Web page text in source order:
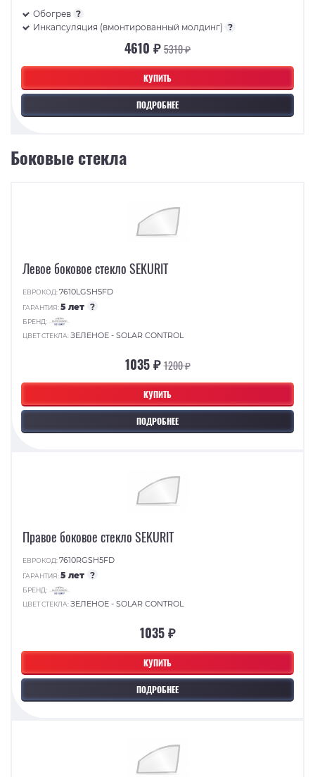
КУПИТЬ
ПОДРОБНЕЕ
Обогрев ?
Инкапсуляция (вмонтированный молдинг) ?
4610 ₽5310 ₽
Боковые стекла
КУПИТЬ
ПОДРОБНЕЕ
Левое боковое стекло SEKURIT
ЕВРОКОД:7610LGSH5FD
ГАРАНТИЯ:5 лет ?
БРЕНД:
ЦВЕТ СТЕКЛА:ЗЕЛЕНОЕ - SOLAR CONTROL
1035 ₽1200 ₽
КУПИТЬ
ПОДРОБНЕЕ
Правое боковое стекло SEKURIT
ЕВРОКОД:7610RGSH5FD
ГАРАНТИЯ:5 лет ?
БРЕНД:
ЦВЕТ СТЕКЛА:ЗЕЛЕНОЕ - SOLAR CONTROL
1035 ₽